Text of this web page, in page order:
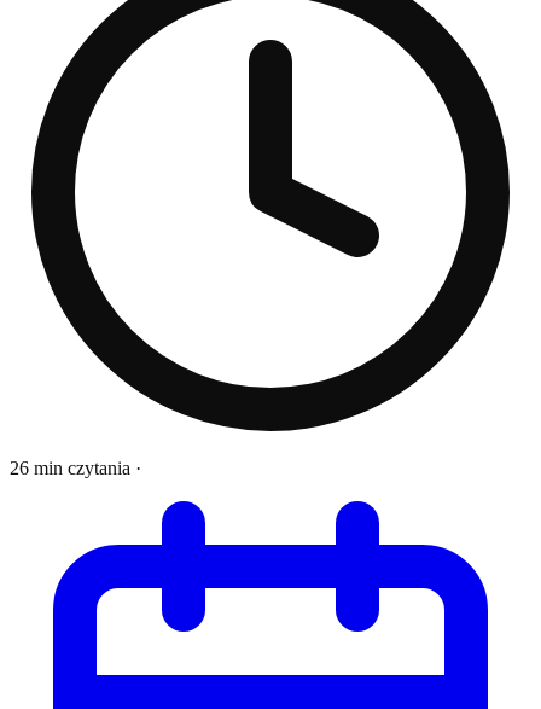
26 min czytania ·